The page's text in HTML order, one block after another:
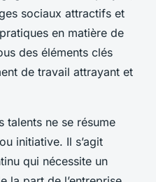
sociaux attractifs et
en matière de
des éléments clés
de travail attrayant et
talents ne se résume
initiative. Il s’agit
qui nécessite un